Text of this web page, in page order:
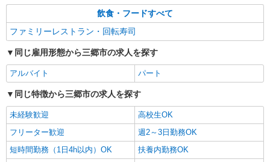
飲食・フードすべて
ファミリーレストラン・回転寿司
同じ雇用形態から三郷市の求人を探す
アルバイト パート
同じ特徴から三郷市の求人を探す
未経験歓迎
高校生OK
フリーター歓迎
週2～3日勤務OK
短時間勤務（1日4h以内）OK
扶養内勤務OK